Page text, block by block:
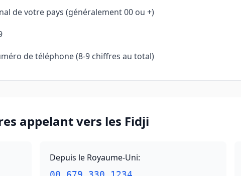
de votre pays (généralement 00 ou +)
de téléphone (8-9 chiffres au total)
appelant vers les Fidji
Depuis le Royaume-Uni: